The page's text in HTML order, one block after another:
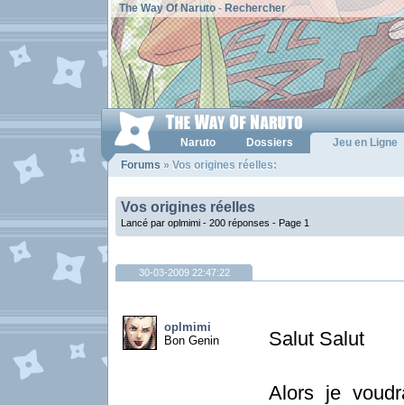
The Way Of Naruto- Rechercher
Naruto Dossiers
Jeu en Ligne
Forums » Vos origines réelles:
Vos origines réelles
Lancé par oplmimi - 200 réponses - Page 1
30-03-2009 22:47:22
oplmimi
Bon Genin
Salut Salut
Alors je